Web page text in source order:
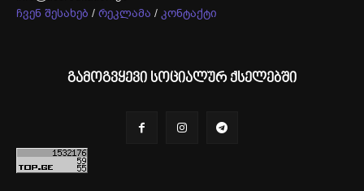
ჩვენ შესახებ / რეკლამა / კონტაქტი
გამოგვყევი სოციალურ ქსელებში